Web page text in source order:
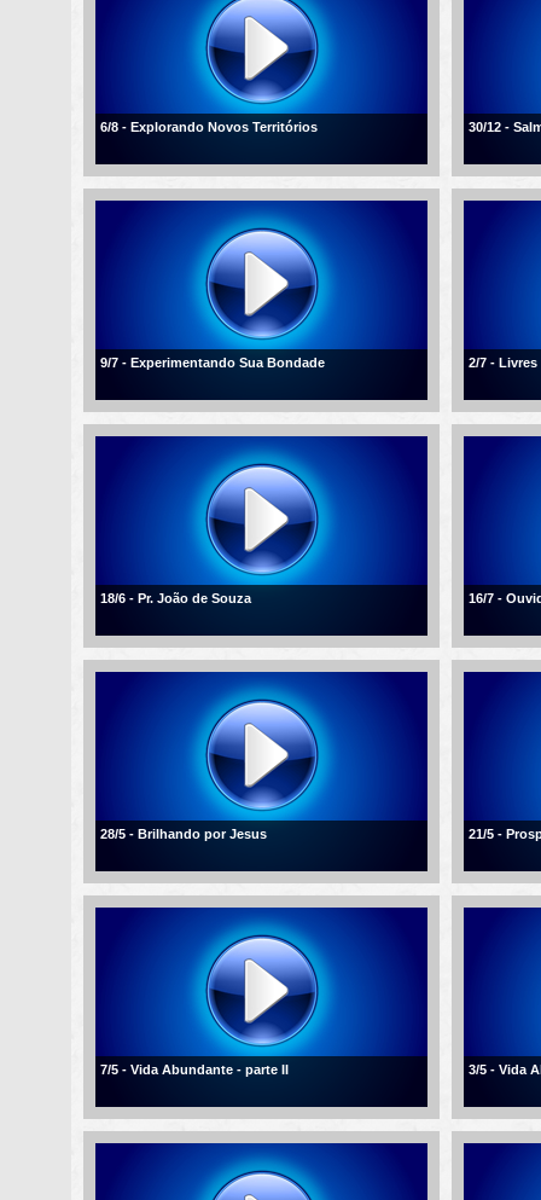
6/8 - Explorando Novos Territórios 30/12 -
9/7 - Experimentando Sua Bondade 2/7 -
18/6 - Pr. João de Souza 16/7 -
28/5 - Brilhando por Jesus 21/5 -
7/5 - Vida Abundante - parte II 3/5 - Vida